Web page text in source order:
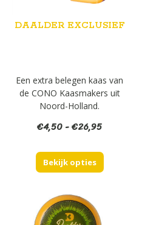
DAALDER EXCLUSIEF
Een extra belegen kaas van
de CONO Kaasmakers uit
Noord-Holland.
€4,50-€26,95Prijsklasse:
tot
Bekijk opties